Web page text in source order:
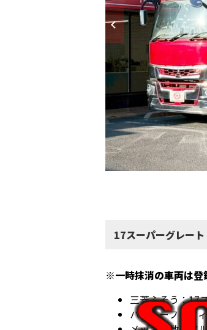
17スーパーグレー
※一時抹消の車両は登
三菱ふそう：17
ハイルーフ：ウ